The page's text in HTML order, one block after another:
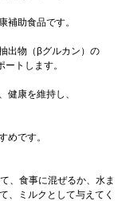
補助食品です。
出物（βグルカン）の
トします。
健康を維持し、
めです。
、食事に混ぜるか、水ま
、ミルクとして与えてく